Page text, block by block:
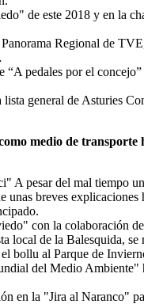
de este 2018 y en la
Regional de
“A pedales por el
general de Asturies
medio de transporte
A pesar del mal tiempo
unas breves
con la colaboración
local de la Balesquida,
bollu al Parque de
del Medio Ambiente"
en la "Jira al Naranco"